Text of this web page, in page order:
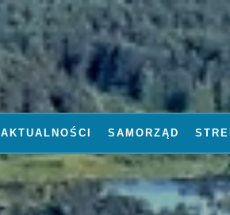
AKTUALNOŚCI SAMORZĄD